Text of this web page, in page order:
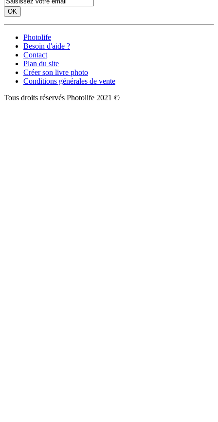
OK
Photolife
Besoin d'aide ?
Contact
Plan du site
Créer son livre photo
Conditions générales de vente
Tous droits réservés Photolife 2021 ©